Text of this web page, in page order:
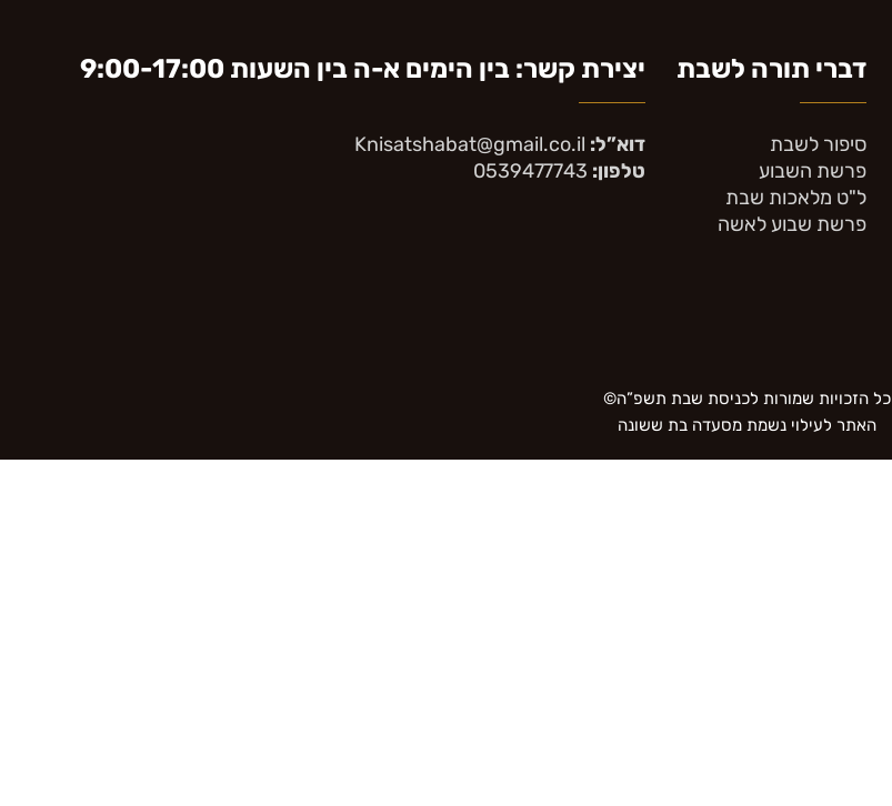
יצירת קשר: בין הימים א-ה בין השעות 9:00-17:00
דוא”ל: Knisatshabat@gmail.co.il
טלפון: 0539477743
דברי תורה לשבת
סיפור לשבת
פרשת השבוע
ל"ט מלאכות שבת
פרשת שבוע לאשה
כל הזכויות שמורות לכניסת שבת תשפ”ה©
האתר לעילוי נשמת מסעדה בת ששונה